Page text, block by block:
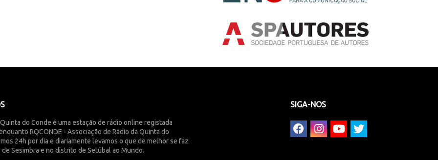
Quinta do Conde é uma estação de rádio online registada
RQCONDE - Associação de Rádio da Quinta do
24h por dia e diariamente levamos o que de melhor se faz
Sesimbra e no distrito de Setúbal ao Mundo.
SIGA-NOS